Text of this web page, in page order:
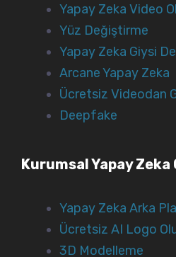
Yapay Zeka Video
Yüz Değiştirme
Yapay Zeka Giysi
Arcane Yapay Zeka
Ücretsiz Videodan
Deepfake
Kurumsal Yapay
Yapay Zeka Arka
Ücretsiz AI Logo
3D Modelleme